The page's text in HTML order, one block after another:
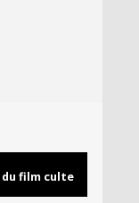
du film culte